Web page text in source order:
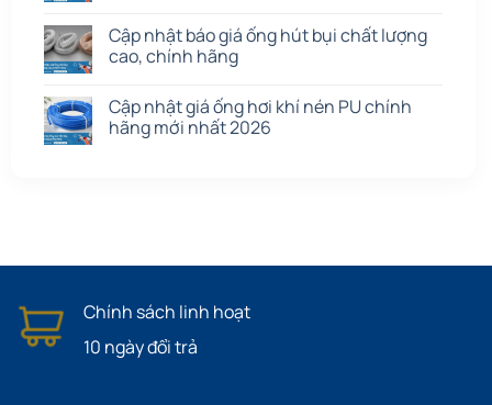
Cập nhật báo giá ống hút bụi chất lượng
cao, chính hãng
Cập nhật giá ống hơi khí nén PU chính
hãng mới nhất 2026
Chính sách linh hoạt
10 ngày đổi trả